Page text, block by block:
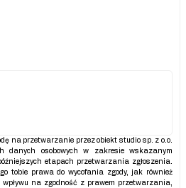
na przetwarzanie przez obiekt studio sp. z o.o.
danych osobowych w zakresie wskazanym
etapach przetwarzania zgłoszenia.
tobie prawa do wycofania zgody, jak również
na zgodność z prawem przetwarzania,